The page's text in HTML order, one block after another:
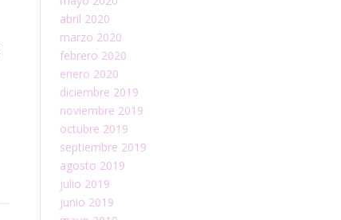
abril 2020
marzo 2020
febrero 2020
enero 2020
diciembre 2019
noviembre 2019
octubre 2019
septiembre 2019
agosto 2019
julio 2019
junio 2019